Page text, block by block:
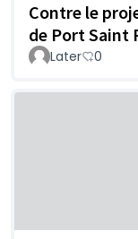
Contre le
de Port Saint
Later 0